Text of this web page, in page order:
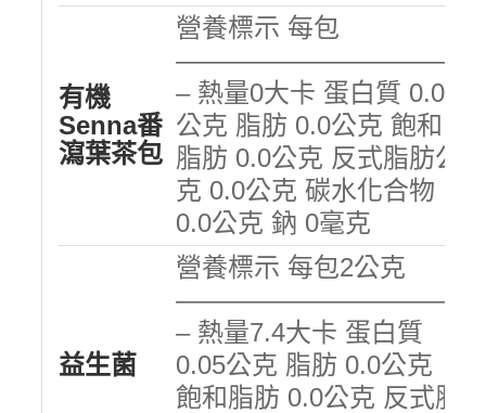
有機
Senna番
瀉葉茶包
營養標示 每包
———————————
– 熱量0大卡 蛋白質 0.0
公克 脂肪 0.0公克 飽和
脂肪 0.0公克 反式脂肪公
克 0.0公克 碳水化合物
0.0公克 鈉 0毫克
益生菌
營養標示 每包2公克
———————————
– 熱量7.4大卡 蛋白質
0.05公克 脂肪 0.0公克
飽和脂肪 0.0公克 反式脂